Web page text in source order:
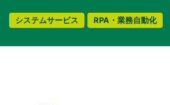
システムサービス RPA・業務自動化
株主・投資家情報